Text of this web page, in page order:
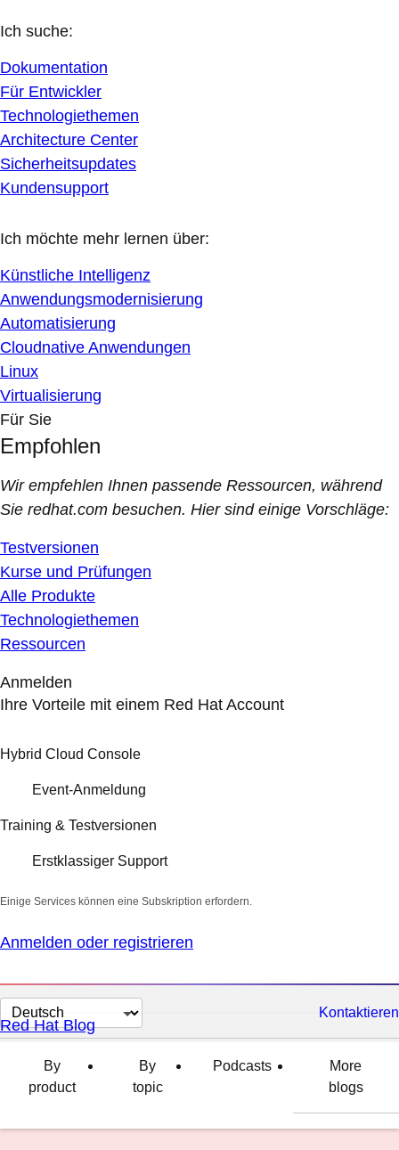
Ich suche:
Dokumentation
Für Entwickler
Technologiethemen
Architecture Center
Sicherheitsupdates
Kundensupport
Ich möchte mehr lernen über:
Künstliche Intelligenz
Anwendungsmodernisierung
Automatisierung
Cloudnative Anwendungen
Linux
Virtualisierung
Für Sie
Empfohlen
Wir empfehlen Ihnen passende Ressourcen, während
Sie redhat.com besuchen. Hier sind einige Vorschläge:
Testversionen
Kurse und Prüfungen
Alle Produkte
Technologiethemen
Ressourcen
Anmelden
Ihre Vorteile mit einem Red Hat Account
Hybrid Cloud Console
Event-Anmeldung
Training & Testversionen
Erstklassiger Support
Einige Services können eine Subskription erfordern.
Anmelden oder registrieren
Sprache
auswählen
Kontaktieren
Red Hat Blog
By
product
By
topic
Podcasts
More
blogs